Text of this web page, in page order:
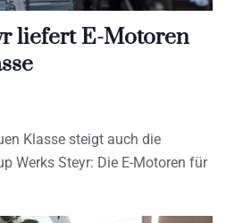
liefert E-Motoren
Klasse steigt auch die
Werks Steyr: Die E-Motoren für